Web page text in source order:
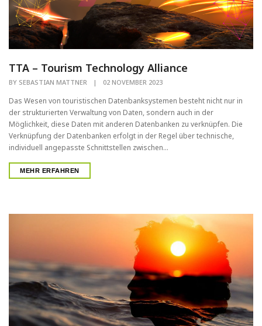
TTA – Tourism Technology Alliance
BY SEBASTIAN MATTNER | 02 NOVEMBER 2023
Das Wesen von touristischen Datenbanksystemen besteht nicht nur in
der strukturierten Verwaltung von Daten, sondern auch in der
Möglichkeit, diese Daten mit anderen Datenbanken zu verknüpfen. Die
Verknüpfung der Datenbanken erfolgt in der Regel über technische,
individuell angepasste Schnittstellen zwischen...
MEHR ERFAHREN